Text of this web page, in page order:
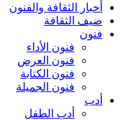
أخبار الثقافة والفنون
ضيف الثقافة
فنون
فنون الأداء
فنون العرض
فنون الكتابة
فنون الجميلة
أدب
أدب الطفل